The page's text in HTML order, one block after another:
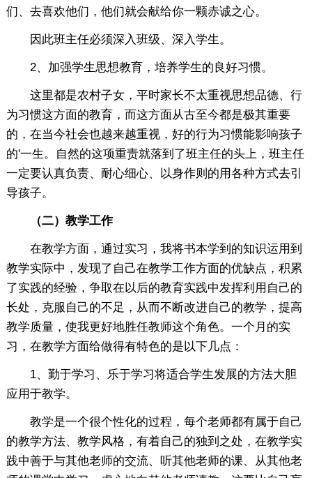
们、去喜欢他们，他们就会献给你一颗赤诚之心。
因此班主任必须深入班级、深入学生。
2、加强学生思想教育，培养学生的良好习惯。
这里都是农村子女，平时家长不太重视思想品德、行
为习惯这方面的教育，而这方面从古至今都是极其重要
的，在当今社会也越来越重视，好的行为习惯能影响孩子
的'一生。自然的这项重责就落到了班主任的头上，班主任
一定要认真负责、耐心细心、以身作则的用各种方式去引
导孩子。
（二）教学工作
在教学方面，通过实习，我将书本学到的知识运用到
教学实际中，发现了自己在教学工作方面的优缺点，积累
了实践的经验，争取在以后的教育实践中发挥利用自己的
长处，克服自己的不足，从而不断改进自己的教学，提高
教学质量，使我更好地胜任教师这个角色。一个月的实
习，在教学方面给做得有特色的是以下几点：
1、勤于学习、乐于学习将适合学生发展的方法大胆
应用于教学。
教学是一个很个性化的过程，每个老师都有属于自己
的教学方法、教学风格，有着自己的独到之处，在教学实
践中善于与其他老师的交流、听其他老师的课、从其他老